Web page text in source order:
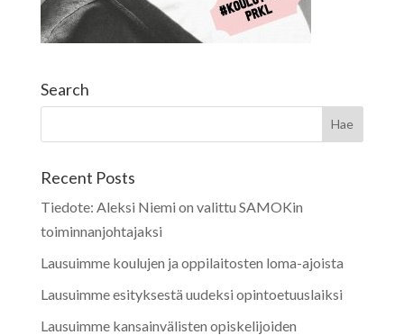
Search
Recent Posts
Tiedote: Aleksi Niemi on valittu SAMOKin
toiminnanjohtajaksi
Lausuimme koulujen ja oppilaitosten loma-ajoista
Lausuimme esityksestä uudeksi opintoetuuslaiksi
Lausuimme kansainvälisten opiskelijoiden